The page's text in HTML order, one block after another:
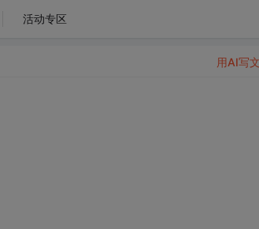
活动专区
用AI写